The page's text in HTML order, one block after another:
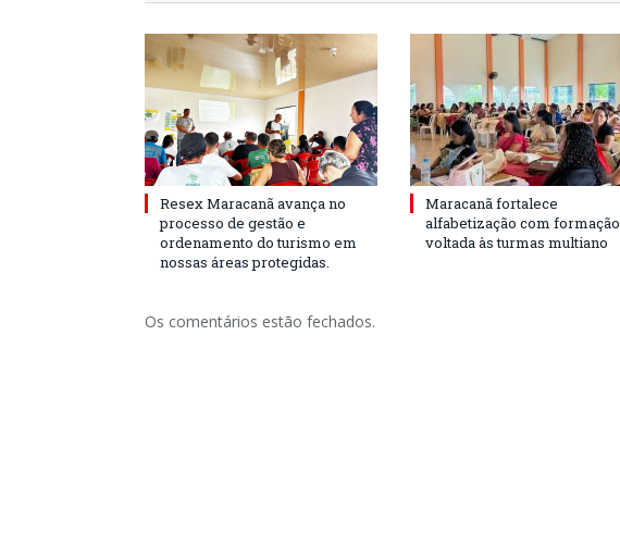
Resex Maracanã avança no
processo de gestão e
ordenamento do turismo em
nossas áreas protegidas.
Maracanã fortalece
alfabetização com formação
voltada às turmas multiano
Os comentários estão fechados.